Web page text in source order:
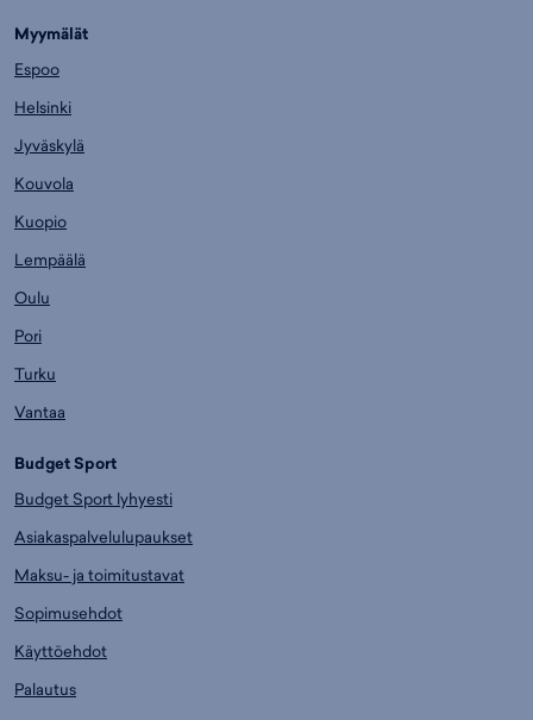
Myymälät
Espoo
Helsinki
Jyväskylä
Kouvola
Kuopio
Lempäälä
Oulu
Pori
Turku
Vantaa
Budget Sport
Budget Sport lyhyesti
Asiakaspalvelulupaukset
Maksu- ja toimitustavat
Sopimusehdot
Käyttöehdot
Palautus